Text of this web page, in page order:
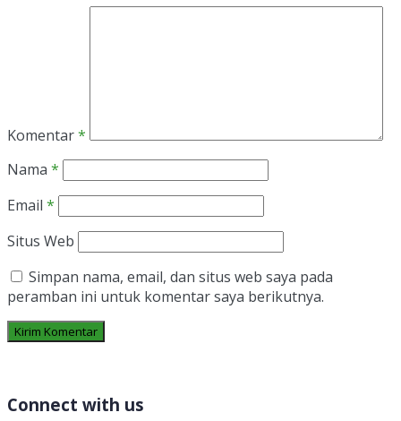
Komentar*
Nama *
Email *
Situs Web
Simpan nama, email, dan situs web saya pada
peramban ini untuk komentar saya berikutnya.
Connect with us